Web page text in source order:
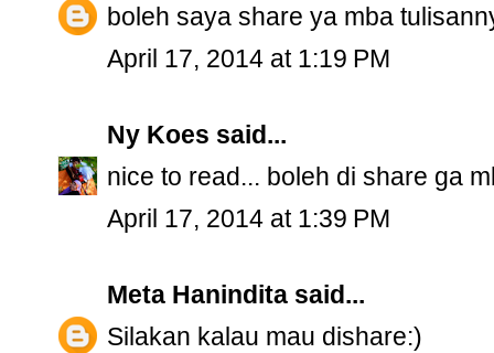
boleh saya share ya mba
April 17, 2014 at 1:19 PM
Ny Koes said...
nice to read... boleh di share ga
April 17, 2014 at 1:39 PM
Meta Hanindita said...
Silakan kalau mau dishare:)